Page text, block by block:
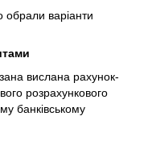
обрали варіанти
вислана рахунок-
розрахункового
банківському